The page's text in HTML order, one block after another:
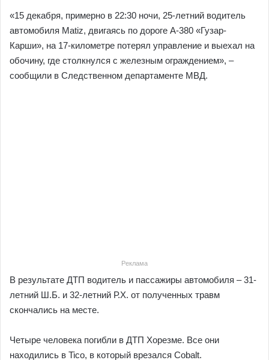
«15 декабря, примерно в 22:30 ночи, 25-летний водитель
автомобиля Matiz, двигаясь по дороге А-380 «Гузар-
Карши», на 17-километре потерял управление и выехал на
обочину, где столкнулся с железным ограждением», –
сообщили в Следственном департаменте МВД.
Реклама
В результате ДТП водитель и пассажиры автомобиля – 31-
летний Ш.Б. и 32-летний Р.Х. от полученных травм
скончались на месте.
Четыре человека погибли в ДТП Хорезме. Все они
находились в Tico, в который врезался Cobalt.